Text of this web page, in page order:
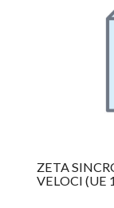
ZETA
VELOCI (UE